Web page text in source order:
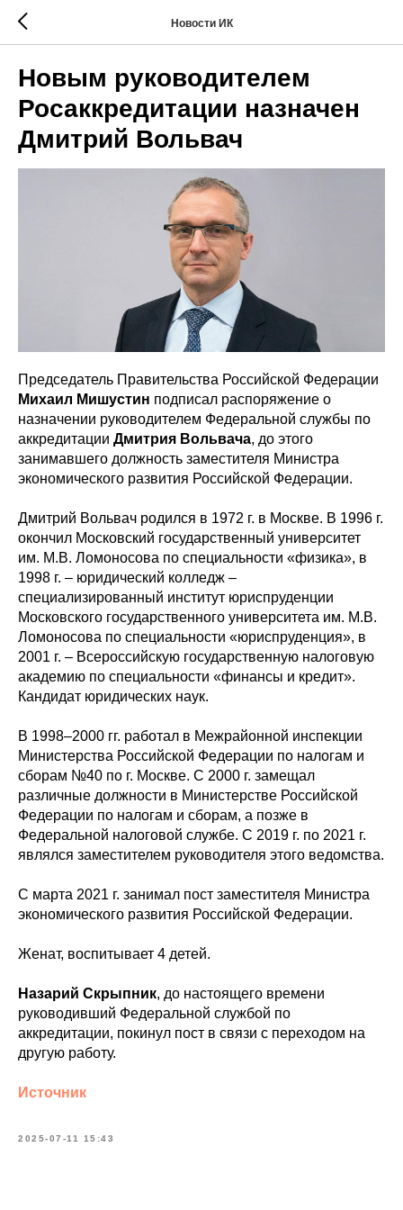
Новости ИК
Новым руководителем
Росаккредитации назначен
Дмитрий Вольвач
Председатель Правительства Российской Федерации
Михаил Мишустин подписал распоряжение о
назначении руководителем Федеральной службы по
аккредитации Дмитрия Вольвача, до этого
занимавшего должность заместителя Министра
экономического развития Российской Федерации.
Дмитрий Вольвач родился в 1972 г. в Москве. В 1996 г.
окончил Московский государственный университет
им. М.В. Ломоносова по специальности «физика», в
1998 г. – юридический колледж –
специализированный институт юриспруденции
Московского государственного университета им. М.В.
Ломоносова по специальности «юриспруденция», в
2001 г. – Всероссийскую государственную налоговую
академию по специальности «финансы и кредит».
Кандидат юридических наук.
В 1998–2000 гг. работал в Межрайонной инспекции
Министерства Российской Федерации по налогам и
сборам №40 по г. Москве. С 2000 г. замещал
различные должности в Министерстве Российской
Федерации по налогам и сборам, а позже в
Федеральной налоговой службе. С 2019 г. по 2021 г.
являлся заместителем руководителя этого ведомства.
С марта 2021 г. занимал пост заместителя Министра
экономического развития Российской Федерации.
Женат, воспитывает 4 детей.
Назарий Скрыпник, до настоящего времени
руководивший Федеральной службой по
аккредитации, покинул пост в связи с переходом на
другую работу.
Источник
2025-07-11 15:43